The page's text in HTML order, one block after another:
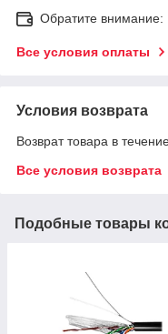
Обратите внимание:
Все условия оплаты
Условия возврата
Возврат товара в
Все условия возврата
Подобные товары